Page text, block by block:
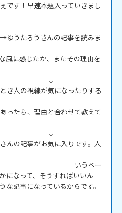
です！早速本題入っていきまし
ゆうたろうさんの記事を読みま
風に感じたか、またその理由を
き人の視線が気になったりする
ったら、理由と合わせて教えて
んの記事がお気に入りです。人
　　　　　　　　　　いうペー
になって、そうすればいいん
な記事になっているからです。